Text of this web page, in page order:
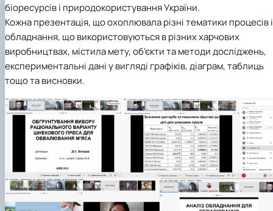
біоресурсів і природокористування України.
Кожна презентація, що охоплювала різні тематики процесів і
обладнання, що використовуються в різних харчових
виробництвах, містила мету, об’єкти та методи досліджень,
експериментальні дані у вигляді графіків, діаграм, таблиць
тощо та висновки.